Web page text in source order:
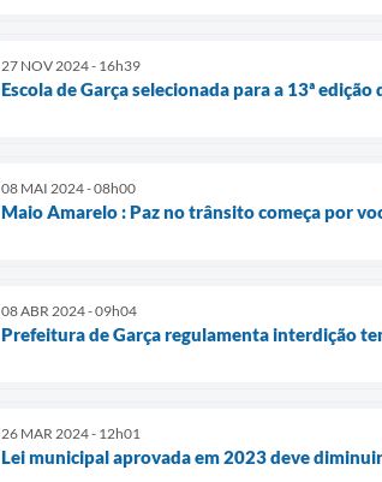
27 NOV 2024 - 16h39
Escola de Garça selecionada para a 13ª
08 MAI 2024 - 08h00
Maio Amarelo : Paz no trânsito começa por
08 ABR 2024 - 09h04
Prefeitura de Garça regulamenta interdição
26 MAR 2024 - 12h01
Lei municipal aprovada em 2023 deve